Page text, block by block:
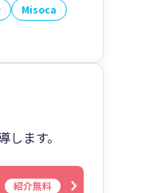
Misoca
ます。
紹介無料